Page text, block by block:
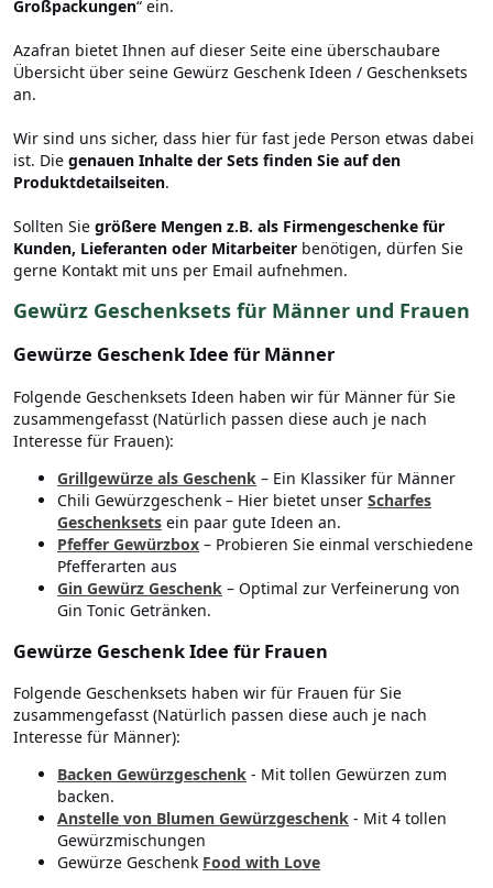
Großpackungen“ ein.
Azafran bietet Ihnen auf dieser Seite eine überschaubare
Übersicht über seine Gewürz Geschenk Ideen / Geschenksets
an.
Wir sind uns sicher, dass hier für fast jede Person etwas dabei
ist. Die genauen Inhalte der Sets finden Sie auf den
Produktdetailseiten.
Sollten Sie größere Mengen z.B. als Firmengeschenke für
Kunden, Lieferanten oder Mitarbeiter benötigen, dürfen Sie
gerne Kontakt mit uns per Email aufnehmen.
Gewürz Geschenksets für Männer und Frauen
Gewürze Geschenk Idee für Männer
Folgende Geschenksets Ideen haben wir für Männer für Sie
zusammengefasst (Natürlich passen diese auch je nach
Interesse für Frauen):
Grillgewürze als Geschenk – Ein Klassiker für Männer
Chili Gewürzgeschenk – Hier bietet unser Scharfes
Geschenksets ein paar gute Ideen an.
Pfeffer Gewürzbox – Probieren Sie einmal verschiedene
Pfefferarten aus
Gin Gewürz Geschenk – Optimal zur Verfeinerung von
Gin Tonic Getränken.
Gewürze Geschenk Idee für Frauen
Folgende Geschenksets haben wir für Frauen für Sie
zusammengefasst (Natürlich passen diese auch je nach
Interesse für Männer):
Backen Gewürzgeschenk - Mit tollen Gewürzen zum
backen.
Anstelle von Blumen Gewürzgeschenk - Mit 4 tollen
Gewürzmischungen
Gewürze Geschenk Food with Love